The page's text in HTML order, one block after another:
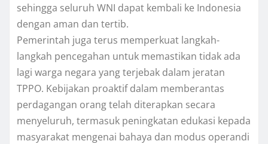
sehingga seluruh WNI dapat kembali ke Indonesia
dengan aman dan tertib.
Pemerintah juga terus memperkuat langkah-
langkah pencegahan untuk memastikan tidak ada
lagi warga negara yang terjebak dalam jeratan
TPPO. Kebijakan proaktif dalam memberantas
perdagangan orang telah diterapkan secara
menyeluruh, termasuk peningkatan edukasi kepada
masyarakat mengenai bahaya dan modus operandi